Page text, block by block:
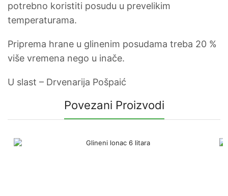
potrebno koristiti posudu u prevelikim
temperaturama.
Priprema hrane u glinenim posudama treba 20 %
više vremena nego u inače.
U slast – Drvenarija Pošpaić
Povezani Proizvodi